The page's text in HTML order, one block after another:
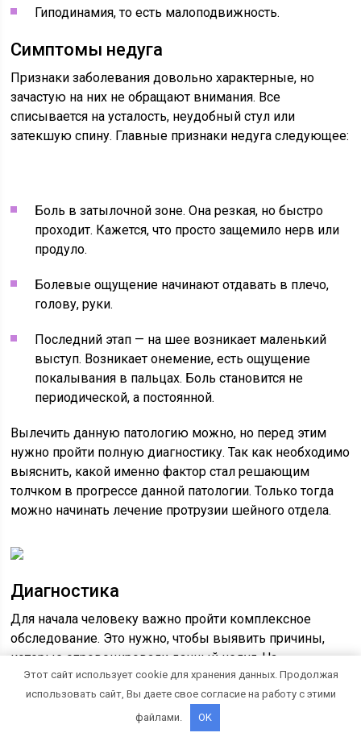
Гиподинамия, то есть малоподвижность.
Симптомы недуга
Признаки заболевания довольно характерные, но
зачастую на них не обращают внимания. Все
списывается на усталость, неудобный стул или
затекшую спину. Главные признаки недуга следующее:
Боль в затылочной зоне. Она резкая, но быстро
проходит. Кажется, что просто защемило нерв или
продуло.
Болевые ощущение начинают отдавать в плечо,
голову, руки.
Последний этап — на шее возникает маленький
выступ. Возникает онемение, есть ощущение
покалывания в пальцах. Боль становится не
периодической, а постоянной.
Вылечить данную патологию можно, но перед этим
нужно пройти полную диагностику. Так как необходимо
выяснить, какой именно фактор стал решающим
толчком в прогрессе данной патологии. Только тогда
можно начинать лечение протрузии шейного отдела.
Диагностика
Для начала человеку важно пройти комплексное
обследование. Это нужно, чтобы выявить причины,
которые спровоцировали данный недуг. На
сегодняшний день используются магнитно-
резонансная и компьютерная томография. С их
помощью определяется даже размер выпячивания.
Этот сайт использует cookie для хранения данных. Продолжая
использовать сайт, Вы даете свое согласие на работу с этими
файлами.
OK